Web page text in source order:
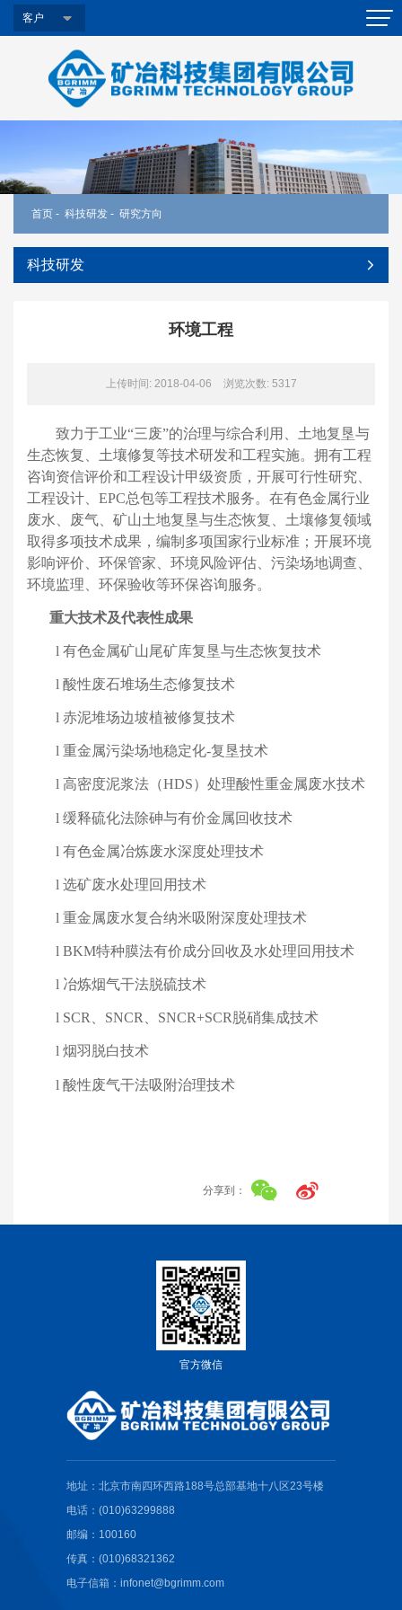
客户
首页 - 科技研发 - 研究方向
科技研发
环境工程
上传时间: 2018-04-06 浏览次数: 5317
致力于工业“三废”的治理与综合利用、土地复垦与
生态恢复、土壤修复等技术研发和工程实施。拥有工程
咨询资信评价和工程设计甲级资质，开展可行性研究、
工程设计、 EPC总包等工程技术服务。在有色金属行业
废水、废气、矿山土地复垦与生态恢复、土壤修复领域
取得多项技术成果，编制多项国家行业标准；开展环境
影响评价、环保管家、环境风险评估、污染场地调查、
环境监理、环保验收等环保咨询服务。
重大技术及代表性成果
l 有色金属矿山尾矿库复垦与生态恢复技术
l 酸性废石堆场生态修复技术
l 赤泥堆场边坡植被修复技术
l 重金属污染场地稳定化-复垦技术
l 高密度泥浆法（HDS）处理酸性重金属废水技术
l 缓释硫化法除砷与有价金属回收技术
l 有色金属冶炼废水深度处理技术
l 选矿废水处理回用技术
l 重金属废水复合纳米吸附深度处理技术
l BKM特种膜法有价成分回收及水处理回用技术
l 冶炼烟气干法脱硫技术
l SCR SNCR SNCR+SCR 脱硝集成技术
l 烟羽脱白技术
l 酸性废气干法吸附治理技术
分享到：
官方微信
地址：北京市南四环西路188号总部基地十八区23号楼
电话：(010)63299888
邮编：100160
传真：(010)68321362
电子信箱：infonet@bgrimm.com